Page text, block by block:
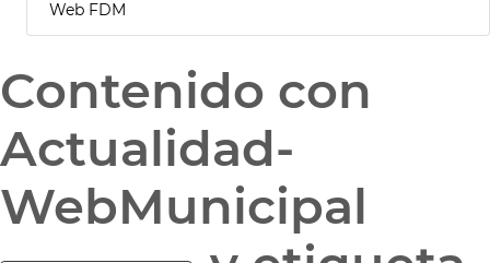
Web FDM
Contenido con
Actualidad-
WebMunicipal